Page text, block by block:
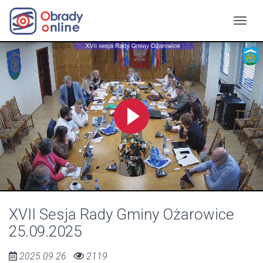
XVII Sesja Rady Gminy Ożarowice
25.09.2025
2025.09.26 2119